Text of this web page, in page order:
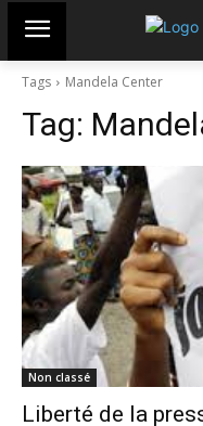
Tags Mandela Center
Tag:
Non classé
Liberté de la